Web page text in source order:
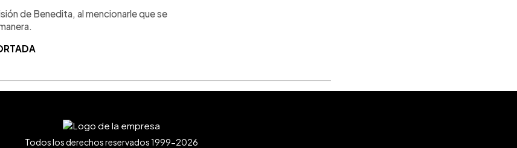
de Benedita, al mencionarle que se
Todos los derechos reservados 1999-2026